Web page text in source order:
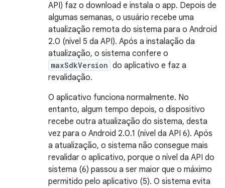
API) faz o download e instala o app. Depois de
algumas semanas, o usuário recebe uma
atualização remota do sistema para o Android
2.0 (nível 5 da API). Após a instalação da
atualização, o sistema confere o
maxSdkVersion do aplicativo e faz a
revalidação.
O aplicativo funciona normalmente. No
entanto, algum tempo depois, o dispositivo
recebe outra atualização do sistema, desta
vez para o Android 2.0.1 (nível da API 6). Após
a atualização, o sistema não consegue mais
revalidar o aplicativo, porque o nível da API do
sistema (6) passou a ser maior que o máximo
permitido pelo aplicativo (5). O sistema evita